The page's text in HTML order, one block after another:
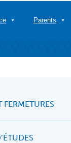
Parents
FERMETURES